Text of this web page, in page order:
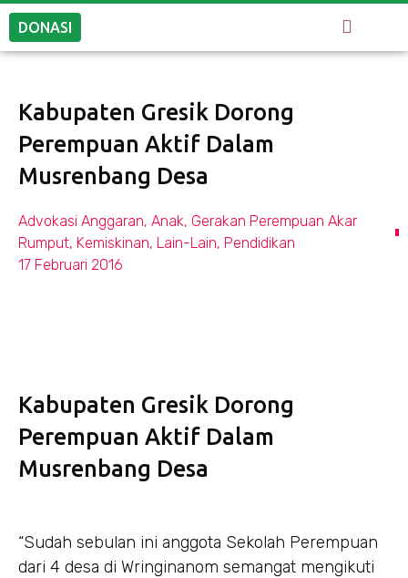
DONASI
Kabupaten Gresik Dorong
Perempuan Aktif Dalam
Musrenbang Desa
Advokasi Anggaran, Anak, Gerakan Perempuan Akar
Rumput, Kemiskinan, Lain-Lain, Pendidikan
17 Februari 2016
Kabupaten Gresik Dorong
Perempuan Aktif Dalam
Musrenbang Desa
“Sudah sebulan ini anggota Sekolah Perempuan
dari 4 desa di Wringinanom semangat mengikuti